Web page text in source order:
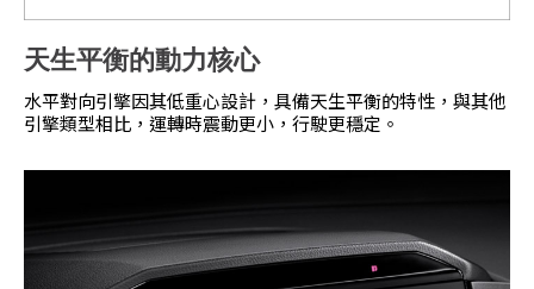
天生平衡的動力核心
水平對向引擎因其低重心設計，具備天生平衡的特性，與其他
引擎類型相比，運轉時震動更小，行駛更穩定。